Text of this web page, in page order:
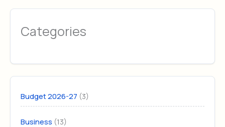
Categories
Budget 2026-27 (3)
Business (13)